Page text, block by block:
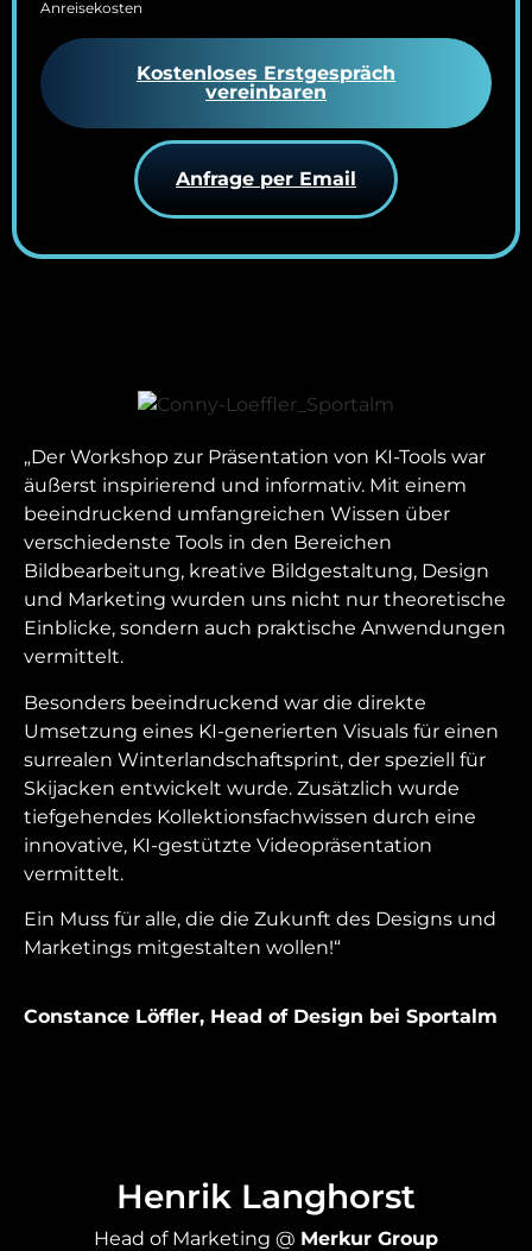
Anreisekosten
Kostenloses Erstgespräch
vereinbaren
Anfrage per Email
„Der Workshop zur Präsentation von KI-Tools war
äußerst inspirierend und informativ. Mit einem
beeindruckend umfangreichen Wissen über
verschiedenste Tools in den Bereichen
Bildbearbeitung, kreative Bildgestaltung, Design
und Marketing wurden uns nicht nur theoretische
Einblicke, sondern auch praktische Anwendungen
vermittelt.
Besonders beeindruckend war die direkte
Umsetzung eines KI-generierten Visuals für einen
surrealen Winterlandschaftsprint, der speziell für
Skijacken entwickelt wurde. Zusätzlich wurde
tiefgehendes Kollektionsfachwissen durch eine
innovative, KI-gestützte Videopräsentation
vermittelt.
Ein Muss für alle, die die Zukunft des Designs und
Marketings mitgestalten wollen!“
Constance Löffler, Head of Design bei Sportalm
Henrik Langhorst
Head of Marketing @ Merkur Group